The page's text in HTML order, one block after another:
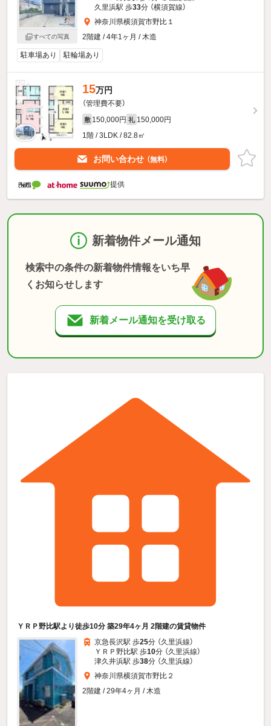
すべての写真
久里浜駅 歩33分 （横須賀線）
神奈川県横須賀市野比１
2階建 / 4年1ヶ月 / 木造
駐車場あり 駐輪場あり
15万円
（管理費不要）
敷 150,000円 礼 150,000円
1階 / 3LDK / 82.8㎡
お問い合わせ （無料）
提供
新着物件メール通知
検索中の条件の新着物件情報をいち早
くお知らせします
新着メール通知を受け取る
ＹＲＰ野比駅より徒歩10分 築29年4ヶ月 2階建の賃貸物件
京急長沢駅 歩25分 （久里浜線）
ＹＲＰ野比駅 歩10分 （久里浜線）
津久井浜駅 歩38分 （久里浜線）
神奈川県横須賀市野比２
2階建 / 29年4ヶ月 / 木造